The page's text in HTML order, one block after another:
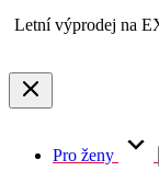
Letní výprodej na
Pro ženy